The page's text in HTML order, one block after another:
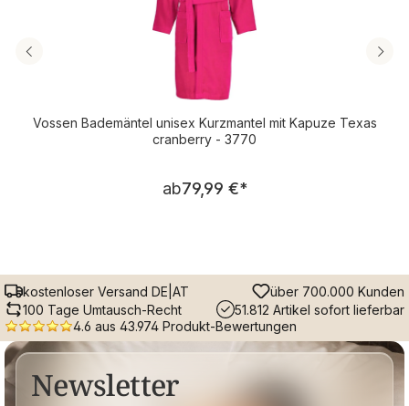
Vossen Bademäntel unisex Kurzmantel mit Kapuze Texas
cranberry - 3770
Regulärer Preis:
ab79,99 €*
kostenloser Versand DE|AT
über 700.000 Kunden
100 Tage Umtausch-Recht
51.812 Artikel sofort lieferbar
4.6 aus 43.974 Produkt-Bewertungen
Newsletter